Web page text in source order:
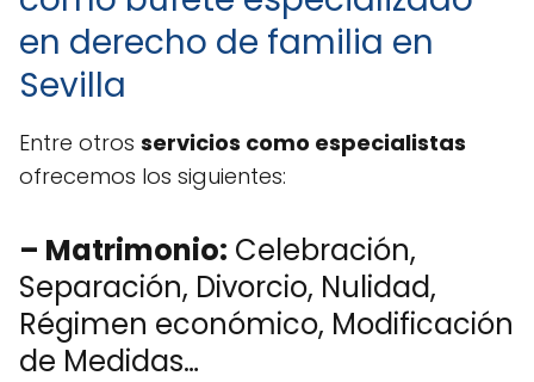
en derecho de familia en
Sevilla
Entre otros servicios como especialistas
ofrecemos los siguientes:
– Matrimonio: Celebración,
Separación, Divorcio, Nulidad,
Régimen económico, Modificación
de Medidas…